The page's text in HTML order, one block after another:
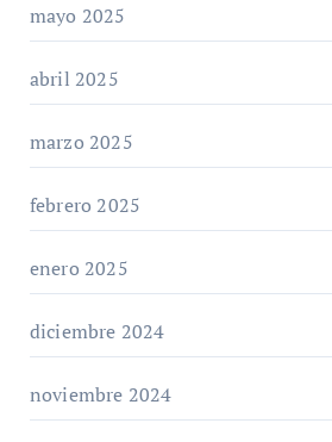
mayo 2025
abril 2025
marzo 2025
febrero 2025
enero 2025
diciembre 2024
noviembre 2024